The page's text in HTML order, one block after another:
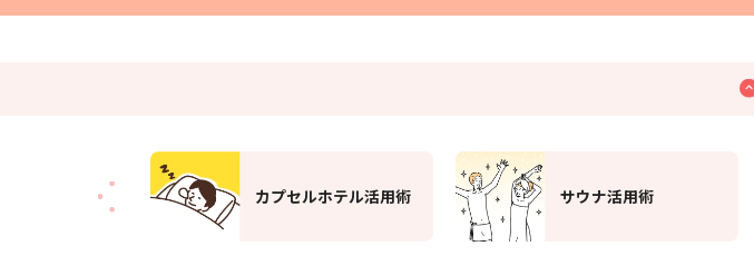
ホテル活用術 サウナ活用術 お得なポイントカード